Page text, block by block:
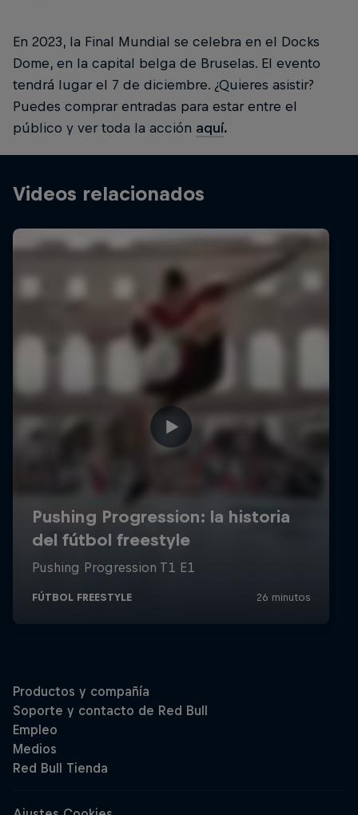
En 2023, la Final Mundial se celebra en el Docks
Dome, en la capital belga de Bruselas. El evento
tendrá lugar el 7 de diciembre. ¿Quieres asistir?
Puedes comprar entradas para estar entre el
público y ver toda la acción aquí.
Videos relacionados